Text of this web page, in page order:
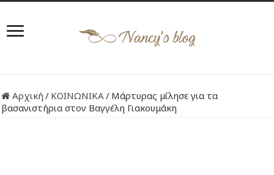
Αρχική / ΚΟΙΝΩΝΙΚΑ/ Μάρτυρας μίλησε για τα
βασανιστήρια στον Βαγγέλη Γιακουμάκη